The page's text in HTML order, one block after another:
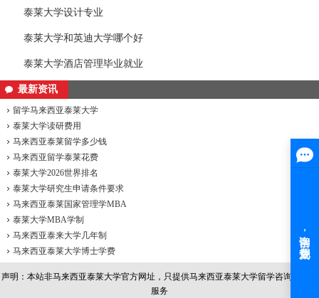
泰莱大学设计专业
泰莱大学和英迪大学哪个好
泰莱大学酒店管理毕业就业
最新资讯
留学马来西亚泰莱大学
泰莱大学读研费用
马来西亚泰莱留学多少钱
马来西亚留学泰莱花费
泰莱大学2026世界排名
泰莱大学研究生申请条件要求
马来西亚泰莱国家管理学MBA
泰莱大学MBA学制
马来西亚泰来大学几年制
马来西亚泰莱大学博士学费
声明：本站非马来西亚泰莱大学官方网址，只提供马来西亚泰莱大学留学咨询和办理
服务